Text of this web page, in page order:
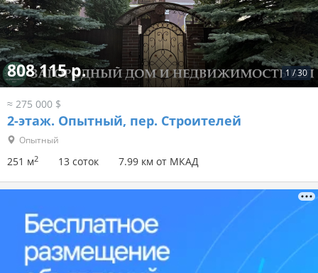
1 /30
808 115 р.
≈ 275 000 $
2-этаж. Опытный, пер. Строителей
Опытный
251 м2 13 соток 7.99 км от МКАД